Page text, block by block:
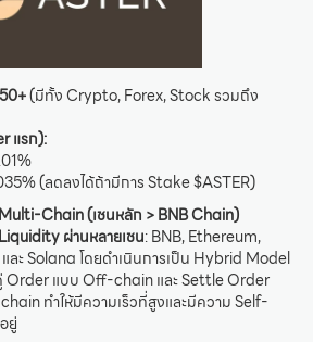
(มีทั้ง Crypto, Forex, Stock รวมถึง
แรก):
(ลดลงได้ถ้ามีการ Stake $ASTER)
Multi-Chain (เชนหลัก > BNB Chain)
ผ่านหลายเชน: BNB, Ethereum,
ะ Solana โดยดำเนินการเป็น Hybrid Model
Order แบบ Off-chain และ Settle Order
ทำให้มีความเร็วที่สูงและมีความ Self-
ยู่